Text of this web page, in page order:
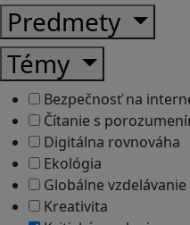
Predmety
Témy
Bezpečnosť na
Čítanie s
Digitálna rovnováha
Ekológia
Globálne vzdelávanie
Kreativita